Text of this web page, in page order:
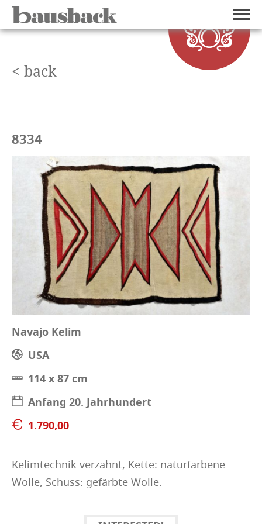
< back
8334
Navajo Kelim
USA
114 x 87 cm
Anfang 20. Jahrhundert
1.790,00
Kelimtechnik verzahnt, Kette: naturfarbene
Wolle, Schuss: gefärbte Wolle.